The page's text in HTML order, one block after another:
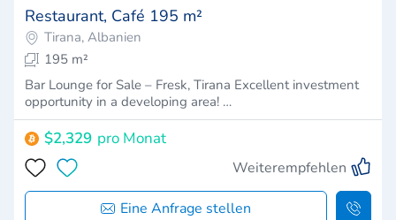
Restaurant, Café 195 m²
Tirana, Albanien
195 m²
Bar Lounge for Sale – Fresk, Tirana Excellent investment
opportunity in a developing area! …
$2,329 pro Monat
Weiterempfehlen
Eine Anfrage stellen